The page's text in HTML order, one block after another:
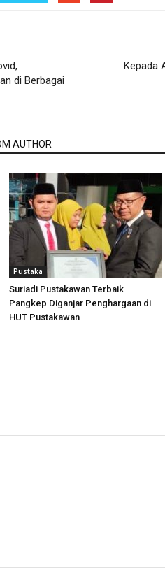
di Berbagai
Kepada
AUTHOR
Pustaka
Suriadi Pustakawan Terbaik
Pangkep Diganjar Penghargaan di
HUT Pustakawan